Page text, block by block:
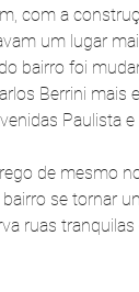
com a
um lugar
bairro foi
Berrini mais
Paulista e
de mesmo
se tornar
ruas